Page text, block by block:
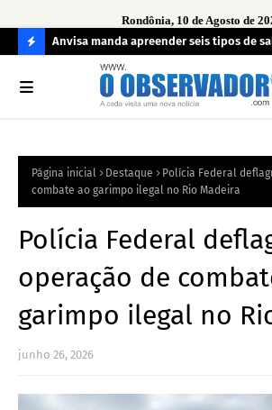
Rondônia, 10 de Agosto de
O
R
Érika
Anvisa manda apreender seis tipos de
Página inicial Destaque
Polícia Federal
combate ao garimpo ilegal no Rio Madeira
Polícia Federal
operação de
garimpo ilegal no
junho 26, 2026